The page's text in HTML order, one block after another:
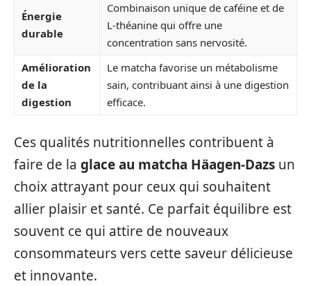
Énergie
durable
Combinaison unique de caféine et de
L-théanine qui offre une
concentration sans nervosité.
Amélioration
de la
digestion
Le matcha favorise un métabolisme
sain, contribuant ainsi à une digestion
efficace.
Ces qualités nutritionnelles contribuent à
faire de la glace au matcha Häagen-Dazs un
choix attrayant pour ceux qui souhaitent
allier plaisir et santé. Ce parfait équilibre est
souvent ce qui attire de nouveaux
consommateurs vers cette saveur délicieuse
et innovante.